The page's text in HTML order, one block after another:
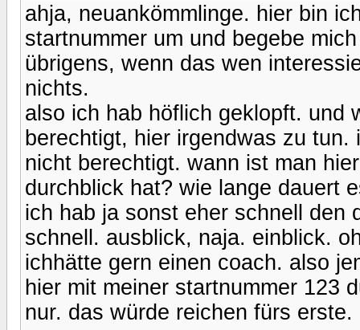
ahja, neuankömmlinge. hier bin
startnummer um und begebe
übrigens, wenn das wen
nichts.
also ich hab höflich geklopft. und
berechtigt, hier irgendwas zu
nicht berechtigt. wann ist man
durchblick hat? wie lange dauert
ich hab ja sonst eher schnell den
schnell. ausblick, naja. einblick.
ichhätte gern einen coach. also
hier mit meiner startnummer 123
nur. das würde reichen fürs